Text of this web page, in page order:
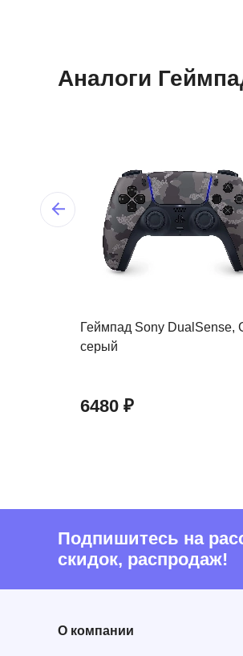
Аналоги
Геймпад Sony DualSense,
серый
6480 ₽
Подпишитесь на
скидок, распродаж!
О компании